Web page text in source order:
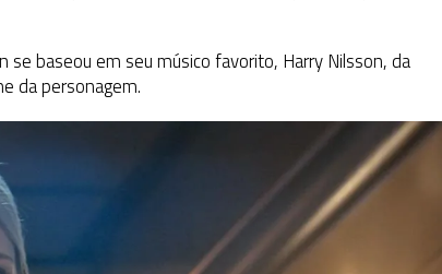
se baseou em seu músico favorito, Harry Nilsson, da
da personagem.